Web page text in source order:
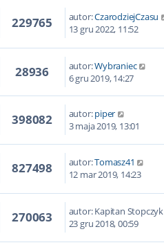
229765 autor:CzarodziejCzasu
13 gru 2022, 11:52
28936 autor:Wybraniec
6 gru 2019, 14:27
398082 autor:piper
3 maja 2019, 13:01
827498 autor:Tomasz41
12 mar 2019, 14:23
270063 autor:Kapitan Stopczyk
23 gru 2018, 00:59